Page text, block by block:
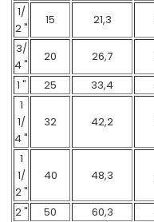
1/
2 "
15 21,3
3/
4 "
20 26,7
1 "
25 33,4
1
1/
4 "
32 42,2
1
1/
2 "
40 48,3
2 " 50 60,3